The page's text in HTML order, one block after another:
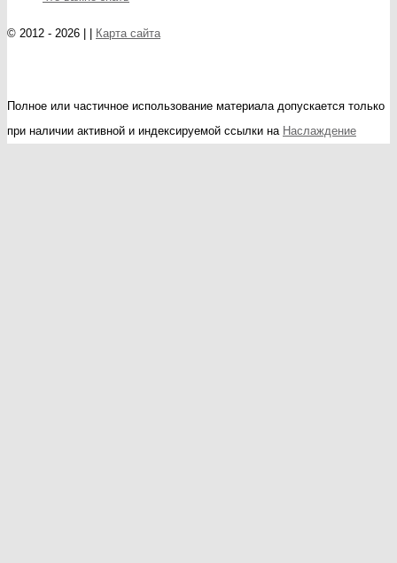
© 2012 - 2026 | | Карта сайта
Полное или частичное использование материала допускается только
при наличии активной и индексируемой ссылки на Наслаждение